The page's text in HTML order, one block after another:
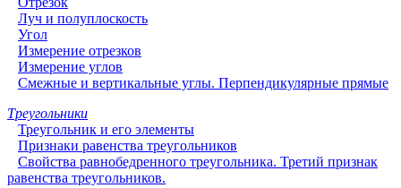
Луч и полуплоскость
Угол
Измерение отрезков
Измерение углов
Смежные и вертикальные углы. Перпендикулярные прямые
Треугольники
Треугольник и его элементы
Признаки равенства треугольников
Свойства равнобедренного треугольника. Третий признак
равенства треугольников.